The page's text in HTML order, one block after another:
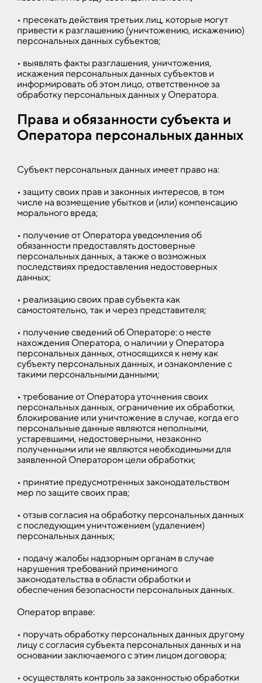
• пресекать действия третьих лиц, которые могут
привести к разглашению (уничтожению, искажению)
персональных данных субъектов;
• выявлять факты разглашения, уничтожения,
искажения персональных данных субъектов и
информировать об этом лицо, ответственное за
обработку персональных данных у Оператора.
Права и обязанности субъекта и
Оператора персональных данных
Субъект персональных данных имеет право на:
• защиту своих прав и законных интересов, в том
числе на возмещение убытков и (или) компенсацию
морального вреда;
• получение от Оператора уведомления об
обязанности предоставлять достоверные
персональных данных, а также о возможных
последствиях предоставления недостоверных
данных;
• реализацию своих прав субъекта как
самостоятельно, так и через представителя;
• получение сведений об Операторе: о месте
нахождения Оператора, о наличии у Оператора
персональных данных, относящихся к нему как
субъекту персональных данных, и ознакомление с
такими персональными данными;
• требование от Оператора уточнения своих
персональных данных, ограничение их обработки,
блокирование или уничтожение в случае, когда его
персональные данные являются неполными,
устаревшими, недостоверными, незаконно
полученными или не являются необходимыми для
заявленной Оператором цели обработки;
• принятие предусмотренных законодательством
мер по защите своих прав;
• отзыв согласия на обработку персональных данных
с последующим уничтожением (удалением)
персональных данных;
• подачу жалобы надзорным органам в случае
нарушения требований применимого
законодательства в области обработки и
обеспечения безопасности персональных данных.
Оператор вправе:
• поручать обработку персональных данных другому
лицу с согласия субъекта персональных данных и на
основании заключаемого с этим лицом договора;
• осуществлять контроль за законностью обработки